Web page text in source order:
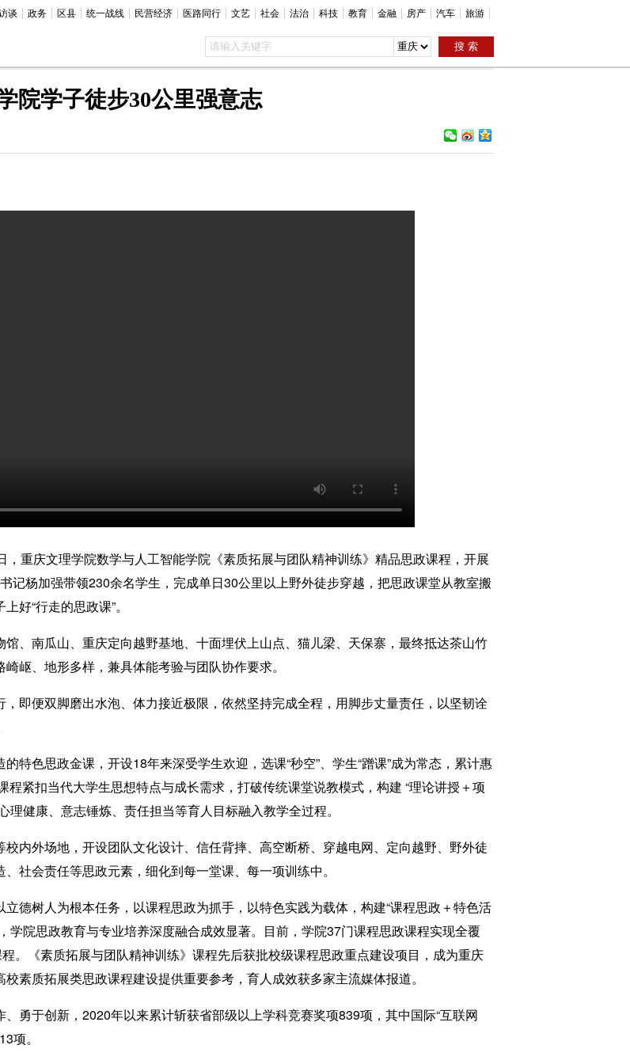
谈 政务 区县 统一战线 民营经济 医路同行 文艺 社会 法治 科技 教育 金融 房产 汽车 旅游
院学子徒步30公里强意志
庆文理学院数学与人工智能学院《素质拓展与团队精神训练》精品思政课程，开展
杨加强带领230余名学生，完成单日30公里以上野外徒步穿越，把思政课堂从教室搬
好“行走的思政课”。
南瓜山、重庆定向越野基地、十面埋伏上山点、猫儿梁、天保寨，最终抵达茶山竹
岖、地形多样，兼具体能考验与团队协作要求。
便双脚磨出水泡、体力接近极限，依然坚持完成全程，用脚步丈量责任，以坚韧诠
色思政金课，开设18年来深受学生欢迎，选课“秒空”、学生“蹭课”成为常态，累计惠
紧扣当代大学生思想特点与成长需求，打破传统课堂说教模式，构建 “理论讲授＋项
健康、意志锤炼、责任担当等育人目标融入教学全过程。
外场地，开设团队文化设计、信任背摔、高空断桥、穿越电网、定向越野、野外徒
社会责任等思政元素，细化到每一堂课、每一项训练中。
树人为根本任务，以课程思政为抓手，以特色实践为载体，构建“课程思政＋特色活
学院思政教育与专业培养深度融合成效显著。目前，学院37门课程思政课程实现全覆
。《素质拓展与团队精神训练》课程先后获批校级课程思政重点建设项目，成为重庆
素质拓展类思政课程建设提供重要参考，育人成效获多家主流媒体报道。
于创新，2020年以来累计斩获省部级以上学科竞赛奖项839项，其中国际“互联网
项。